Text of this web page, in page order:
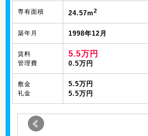
専有面積 24.57m2
築年月 1998年12月
賃料
管理費
5.5万円
0.5万円
敷金
礼金
5.5万円
5.5万円